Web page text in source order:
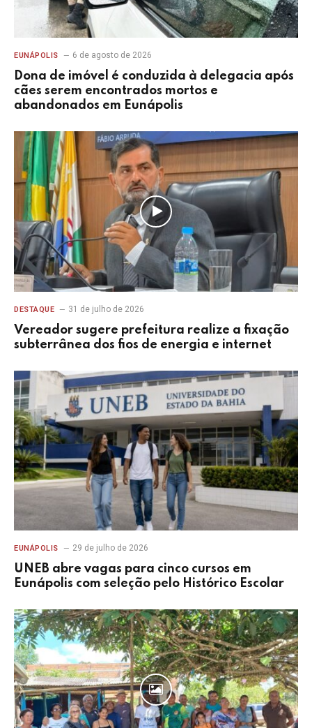
EUNÁPOLIS 6 de agosto de 2026
Dona de imóvel é conduzida à delegacia após
cães serem encontrados mortos e
abandonados em Eunápolis
DESTAQUE 31 de julho de 2026
Vereador sugere prefeitura realize a fixação
subterrânea dos fios de energia e internet
EUNÁPOLIS 29 de julho de 2026
UNEB abre vagas para cinco cursos em
Eunápolis com seleção pelo Histórico Escolar